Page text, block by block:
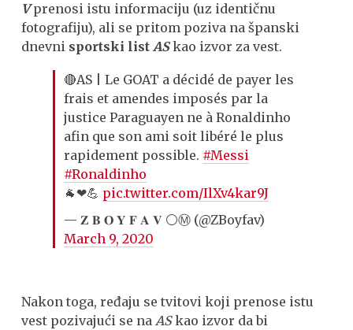
Vprenosi istu informaciju (uz identičnu
fotografiju), ali se pritom poziva na španski
dnevni sportski listASkao izvor za vest.
🔴AS | Le GOAT a décidé de payer les
frais et amendes imposés par la
justice Paraguayen ne à Ronaldinho
afin que son ami soit libéré le plus
rapidement possible. #Messi
#Ronaldinho
🐐❤💪 pic.twitter.com/IlXv4kar9J
— 𝐙 𝐁 𝐎 𝐘 𝐅 𝐀 𝐕 ⚪Ⓜ️ (@ZBoyfav)
March 9, 2020
Nakon toga, ređaju se tvitovi koji prenose istu
vest pozivajući se naASkao izvor da bi